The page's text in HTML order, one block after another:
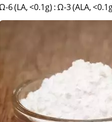
6 (LA, <0.1g) :Ω-3 (ALA,